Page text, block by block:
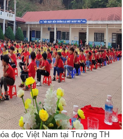
đọc Việt Nam tại Trường TH